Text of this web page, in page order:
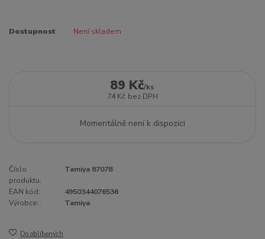
Dostupnost Není skladem
89 Kč/ks
74 Kč bez DPH
Momentálně není k dispozici
Číslo
produktu:
Tamiya 87078
EAN kód:
4950344076536
Výrobce:
Tamiya
Do oblíbených